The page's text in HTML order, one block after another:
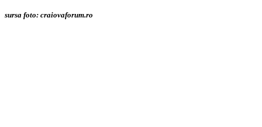
sursa foto: craiovaforum.ro